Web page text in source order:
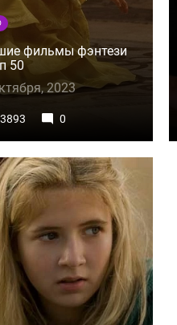
фильмы фэнтези
50
2023
0